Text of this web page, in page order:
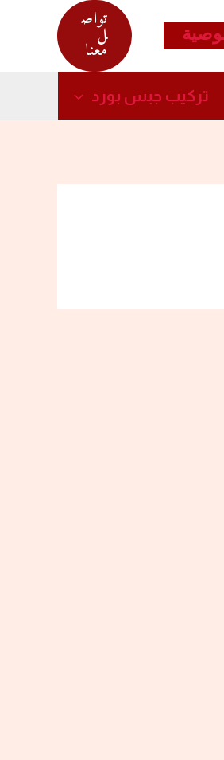
تواص
ل
معنا
تركيب جبس بورد​